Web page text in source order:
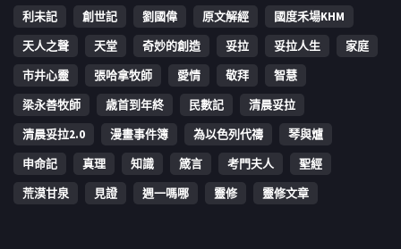
利未記
創世記 劉國偉 原文解經
國度禾場KHM
天人之聲
天堂 奇妙的創造 妥拉 妥拉人生
家庭
市井心靈
張哈拿牧師 愛情 敬拜
智慧
梁永善牧師
歳首到年終 民數記
清晨妥拉
清晨妥拉2.0
漫畫事件簿 為以色列代禱
琴與爐
申命記
真理 知識 箴言 考門夫人
聖經
荒漠甘泉
見證 週一嗎哪 靈修 靈修文章